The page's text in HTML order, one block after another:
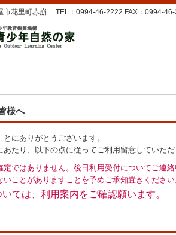
市花里町赤崩 TEL：0994-46-2222 FAX：0994-46-
様へ
にありがとうございます。
あたり、以下の点に従ってご利用留意していた
定ではありません。後日利用受付についてご連
いことがありますことを予めご承知置きくださ
ては、利用案内をご確認願います。